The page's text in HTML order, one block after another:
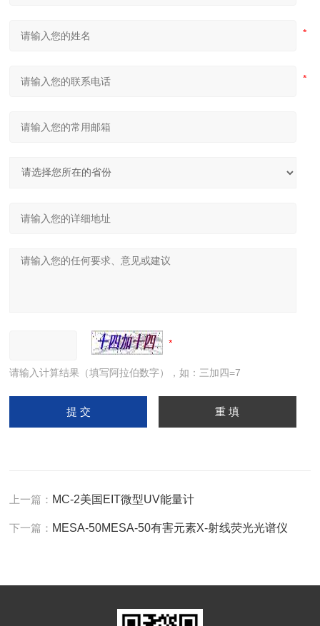
请输入计算结果（填写阿拉伯数字），如：三加四=7
上一篇： MC-2美国EIT微型UV能量计
下一篇： MESA-50MESA-50有害元素X-射线荧光光谱仪